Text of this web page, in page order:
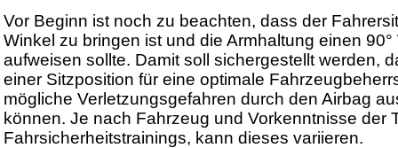
Vor Beginn ist noch zu beachten, dass der
Winkel zu bringen ist und die Armhaltung einen
aufweisen sollte. Damit soll sichergestellt werden,
einer Sitzposition für eine optimale
mögliche Verletzungsgefahren durch den Airbag
können. Je nach Fahrzeug und Vorkenntnisse der
Fahrsicherheitstrainings, kann dieses variieren.